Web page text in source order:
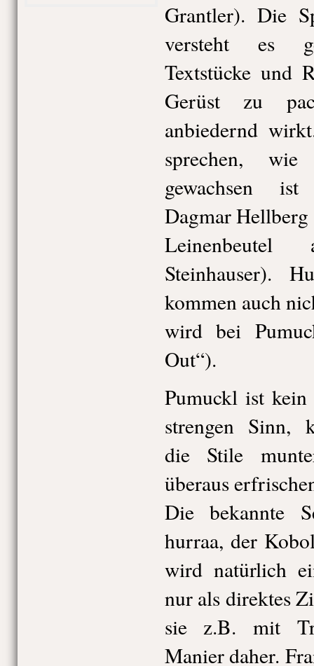
Grantler). Die
versteht es
Textstücke und
Gerüst zu
anbiedernd
sprechen,
gewachsen
Dagmar
Steinhauser).
kommen auch
wird bei
Out“).
Pumuckl ist kein
strengen Sinn,
die Stile
überaus
Die bekannte
hurraa, der
wird natürlich
nur als direktes
sie z.B. mit
Manier daher.